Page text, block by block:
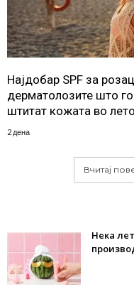
Најдобар SPF за
дерматолозите што
штитат кожата во лето
2 дена
Вчитај
Нека